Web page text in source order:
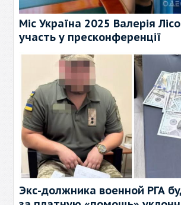
Міс Україна 2025 Валерія
участь у пресконференції
Экс-должника военной РГА